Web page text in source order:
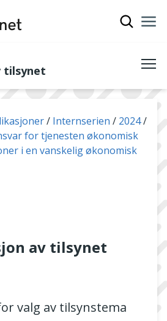
tilsynet
Internserien
2024
for tjenesten økonomisk
i en vanskelig økonomisk
av tilsynet
valg av tilsynstema